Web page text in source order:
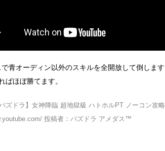
で青オーディン以外のスキルを全開放して倒し
ばほぼ勝てます。
ズドラ】女神降臨 超地獄級 ハトホルPT ノーコン攻
投稿者：パズドラ アメダス™